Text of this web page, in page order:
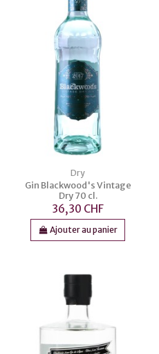
Dry
Gin Blackwood's Vintage
Dry 70 cl.
36,30 CHF
Ajouter au panier